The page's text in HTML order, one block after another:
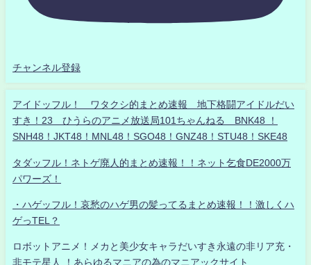
チャンネル登録
アイドッフル！ ワタクシ的まとめ速報 地下格闘アイドルだい
すき！23 ひうらのアニメ放送局101ちゃんねる BNK48 ！
SNH48！JKT48！MNL48！SGO48！GNZ48！STU48！SKE48
タダッフル！ネトゲ廃人的まとめ速報！！ネット乞食DE2000万
パワーズ！
・ハゲッフル！哀愁のハゲ男の髪ってるまとめ速報！！激しくハ
ゲっTEL？
ロボットアニメ！メカと美少女キャラだいすき永遠の非リア充・
非モテ星人 ！あらゆるマニアの為のマニアックサイト